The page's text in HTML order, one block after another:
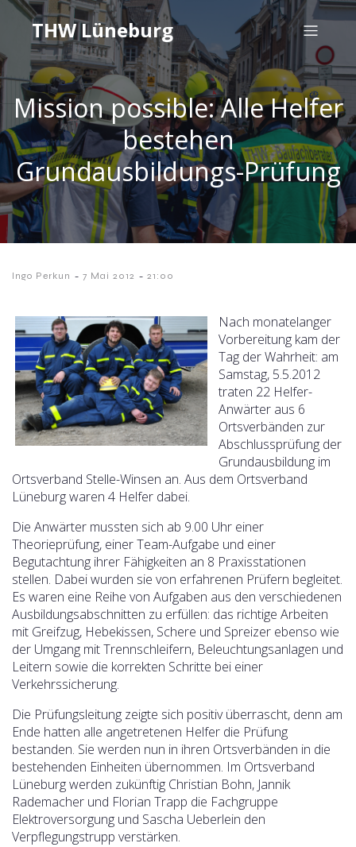
THW Lüneburg
Mission possible: Alle Helfer
bestehen
Grundausbildungs-Prüfung
Ingo Perkun - 7 Mai 2012 - 21:00
Nach monatelanger
Vorbereitung kam der
Tag der Wahrheit: am
Samstag, 5.5.2012
traten 22 Helfer-
Anwärter aus 6
Ortsverbänden zur
Abschlussprüfung der
Grundausbildung im
Ortsverband Stelle-Winsen an. Aus dem Ortsverband
Lüneburg waren 4 Helfer dabei.
Die Anwärter mussten sich ab 9.00 Uhr einer
Theorieprüfung, einer Team-Aufgabe und einer
Begutachtung ihrer Fähigkeiten an 8 Praxisstationen
stellen. Dabei wurden sie von erfahrenen Prüfern begleitet.
Es waren eine Reihe von Aufgaben aus den verschiedenen
Ausbildungsabschnitten zu erfüllen: das richtige Arbeiten
mit Greifzug, Hebekissen, Schere und Spreizer ebenso wie
der Umgang mit Trennschleifern, Beleuchtungsanlagen und
Leitern sowie die korrekten Schritte bei einer
Verkehrssicherung.
Die Prüfungsleitung zeigte sich positiv überrascht, denn am
Ende hatten alle angetretenen Helfer die Prüfung
bestanden. Sie werden nun in ihren Ortsverbänden in die
bestehenden Einheiten übernommen. Im Ortsverband
Lüneburg werden zukünftig Christian Bohn, Jannik
Rademacher und Florian Trapp die Fachgruppe
Elektroversorgung und Sascha Ueberlein den
Verpflegungstrupp verstärken.